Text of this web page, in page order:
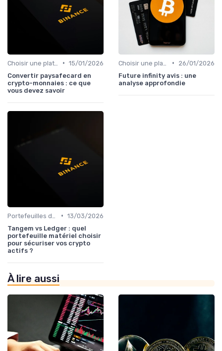
• 15/01/2026
Convertir paysafecard en
crypto-monnaies : ce que
vous devez savoir
•
26/01/2026
Future infinity avis : une
analyse approfondie
• 13/03/2026
Tangem vs Ledger : quel
portefeuille matériel choisir
pour sécuriser vos crypto
actifs ?
À lire aussi